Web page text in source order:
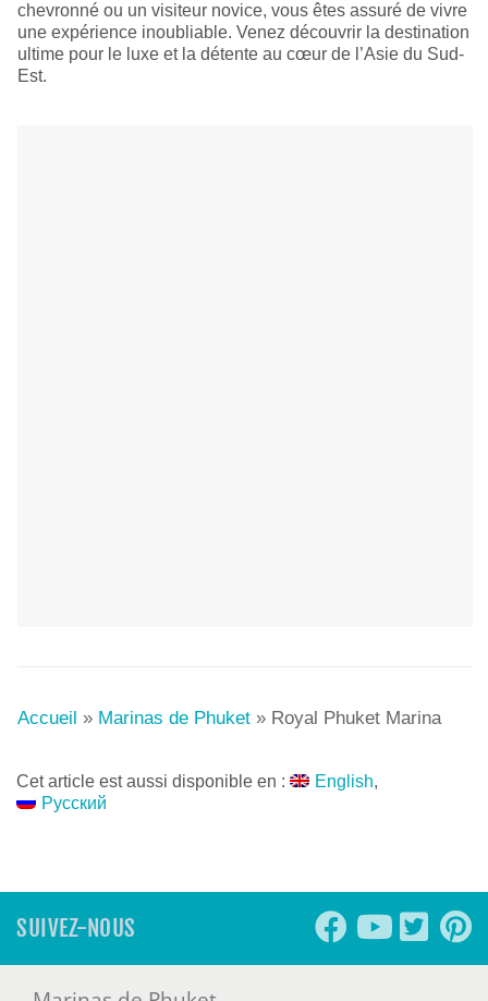
chevronné ou un visiteur novice, vous êtes assuré de vivre
une expérience inoubliable. Venez découvrir la destination
ultime pour le luxe et la détente au cœur de l’Asie du Sud-
Est.
Accueil » Marinas de Phuket» Royal Phuket Marina
Cet article est aussi disponible en :
English
Русский
SUIVEZ-NOUS